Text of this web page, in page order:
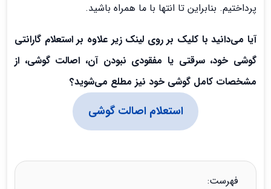
پرداختیم. بنابراین تا انتها با ما همراه باشید.
آیا می‌دانید با کلیک بر روی لینک زیر علاوه بر استعلام گارانتی
گوشی خود، سرقتی یا مفقودی نبودن آن، اصالت گوشی، از
مشخصات کامل گوشی خود نیز مطلع می‌شوید؟
استعلام اصالت گوشی
فهرست: